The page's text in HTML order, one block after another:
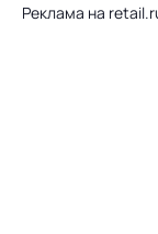
Реклама на